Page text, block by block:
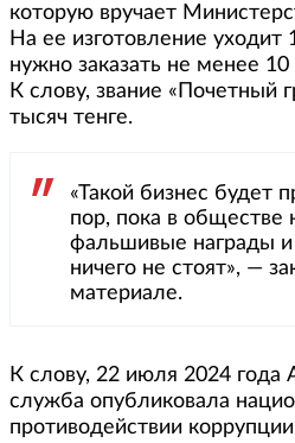
которую вручает
На ее изготовление
нужно заказать не менее
К слову, звание «Почетный
тысяч тенге.
«Такой бизнес будет
пор, пока в обществе
фальшивые награды и
ничего не стоят», —
материале.
К слову, 22 июля 2024 года
служба опубликовала
противодействии